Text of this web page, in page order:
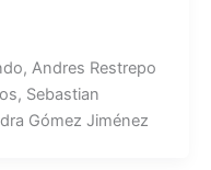
Andres Restrepo
Sebastian
Gómez Jiménez